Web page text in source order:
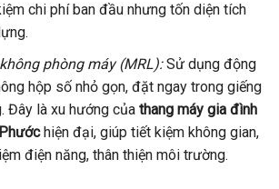
chi phí ban đầu nhưng tốn diện tích
phòng máy (MRL):Sử dụng động
hộp số nhỏ gọn, đặt ngay trong giếng
Đây là xu hướng của thang máy gia đình
hiện đại, giúp tiết kiệm không gian,
điện năng, thân thiện môi trường.